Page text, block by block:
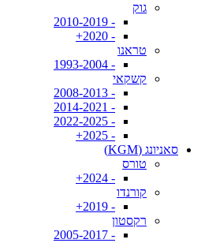
גוק
- 2010-2019
- 2020+
טראנו
- 1993-2004
קשקאי
- 2008-2013
- 2014-2021
- 2022-2025
- 2025+
סאניונג (KGM)
טורס
- 2024+
קורנדו
- 2019+
רקסטון
- 2005-2017